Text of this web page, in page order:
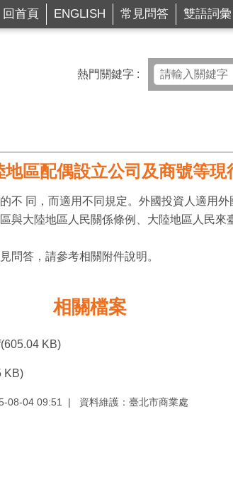
回首頁 ENGLISH 常見問答 雙語詞彙
熱門關鍵字
區配偶設立公司及商號等現
不 同，而適用不同規定。外國投資人適用
與大陸地區人民關係條例、大陸地區人民
問答，請參考相關附件說明。
相關檔案
KB)
KB)
08-04 09:51 資料維護：臺北市商業處